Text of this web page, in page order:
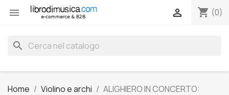
 shopping_cart (0)

search
Home Violino e archi
ALIGHIERO IN CONCERTO: